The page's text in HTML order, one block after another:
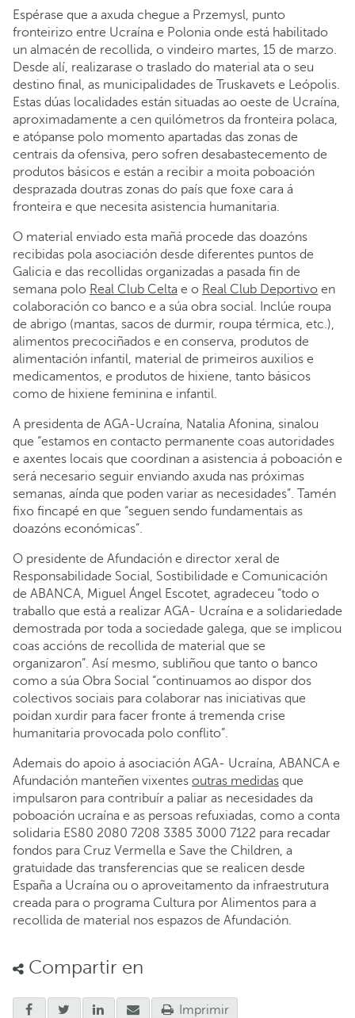
Espérase que a axuda chegue a Przemysl, punto
fronteirizo entre Ucraína e Polonia onde está habilitado
un almacén de recollida, o vindeiro martes, 15 de marzo.
Desde alí, realizarase o traslado do material ata o seu
destino final, as municipalidades de Truskavets e Leópolis.
Estas dúas localidades están situadas ao oeste de Ucraína,
aproximadamente a cen quilómetros da fronteira polaca,
e atópanse polo momento apartadas das zonas de
centrais da ofensiva, pero sofren desabastecemento de
produtos básicos e están a recibir a moita poboación
desprazada doutras zonas do país que foxe cara á
fronteira e que necesita asistencia humanitaria.
O material enviado esta mañá procede das doazóns
recibidas pola asociación desde diferentes puntos de
Galicia e das recollidas organizadas a pasada fin de
semana polo Real Club Celta e o Real Club Deportivo en
colaboración co banco e a súa obra social. Inclúe roupa
de abrigo (mantas, sacos de durmir, roupa térmica, etc.),
alimentos precociñados e en conserva, produtos de
alimentación infantil, material de primeiros auxilios e
medicamentos, e produtos de hixiene, tanto básicos
como de hixiene feminina e infantil.
A presidenta de AGA-Ucraína, Natalia Afonina, sinalou
que “estamos en contacto permanente coas autoridades
e axentes locais que coordinan a asistencia á poboación e
será necesario seguir enviando axuda nas próximas
semanas, aínda que poden variar as necesidades”. Tamén
fixo fincapé en que “seguen sendo fundamentais as
doazóns económicas”.
O presidente de Afundación e director xeral de
Responsabilidade Social, Sostibilidade e Comunicación
de ABANCA, Miguel Ángel Escotet, agradeceu “todo o
traballo que está a realizar AGA- Ucraína e a solidariedade
demostrada por toda a sociedade galega, que se implicou
coas accións de recollida de material que se
organizaron”. Así mesmo, subliñou que tanto o banco
como a súa Obra Social “continuamos ao dispor dos
colectivos sociais para colaborar nas iniciativas que
poidan xurdir para facer fronte á tremenda crise
humanitaria provocada polo conflito”.
Ademais do apoio á asociación AGA- Ucraína, ABANCA e
Afundación manteñen vixentes outras medidas que
impulsaron para contribuír a paliar as necesidades da
poboación ucraína e as persoas refuxiadas, como a conta
solidaria ES80 2080 7208 3385 3000 7122 para recadar
fondos para Cruz Vermella e Save the Children, a
gratuidade das transferencias que se realicen desde
España a Ucraína ou o aproveitamento da infraestrutura
creada para o programa Cultura por Alimentos para a
recollida de material nos espazos de Afundación.
Compartir en
Imprimir